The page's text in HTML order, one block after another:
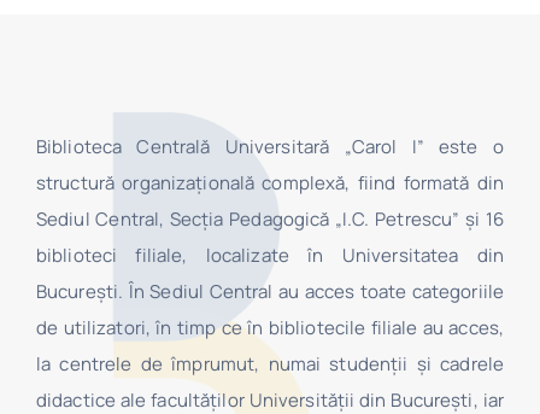
Biblioteca Centrală Universitară „Carol I” este o
structură organizaţională complexă, fiind formată din
Sediul Central, Secţia Pedagogică „I.C. Petrescu” şi 16
biblioteci filiale, localizate în Universitatea din
Bucureşti. În Sediul Central au acces toate categoriile
de utilizatori, în timp ce în bibliotecile filiale au acces,
la centrele de împrumut, numai studenţii şi cadrele
didactice ale facultăților Universității din București, iar